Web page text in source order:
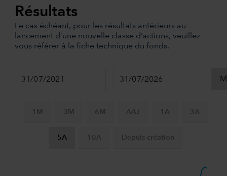
Résultats
Le cas échéant, pour les résultats antérieurs au
lancement d’une nouvelle classe d’actions, veuillez
vous référer à la fiche technique du fonds.
1M 3M 6M AAJ 1A 3A
5A 10A Depuis création